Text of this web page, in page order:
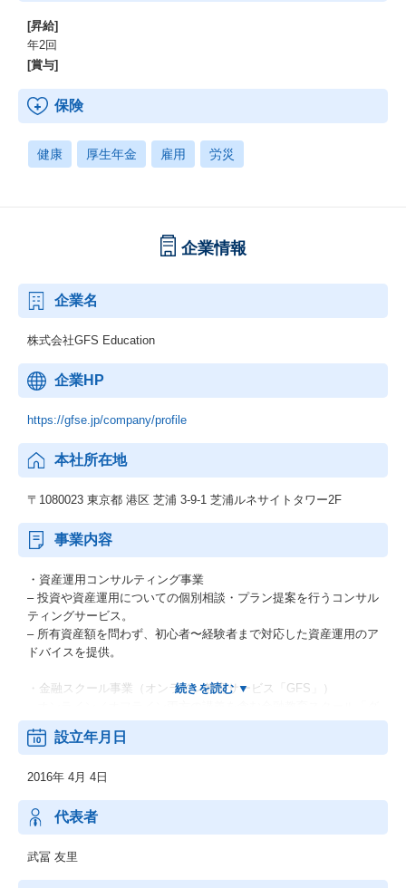
[昇給]
年2回
[賞与]
保険
健康 厚生年金 雇用 労災
企業情報
企業名
株式会社GFS Education
企業HP
https://gfse.jp/company/profile
本社所在地
〒1080023 東京都 港区 芝浦 3-9-1 芝浦ルネサイトタワー2F
事業内容
・資産運用コンサルティング事業
– 投資や資産運用についての個別相談・プラン提案を行うコンサル
ティングサービス。
– 所有資産額を問わず、初心者〜経験者まで対応した資産運用のア
ドバイスを提供。
・金融スクール事業（オンライン教育サービス「GFS」）
ローバルファイナンシャルスクール（GFS）」を運営。
– 資産運用、金融、経済、歴史など幅広いテーマの講義を体系的に
設立年月日
2016年 4月 4日
代表者
武冨 友里